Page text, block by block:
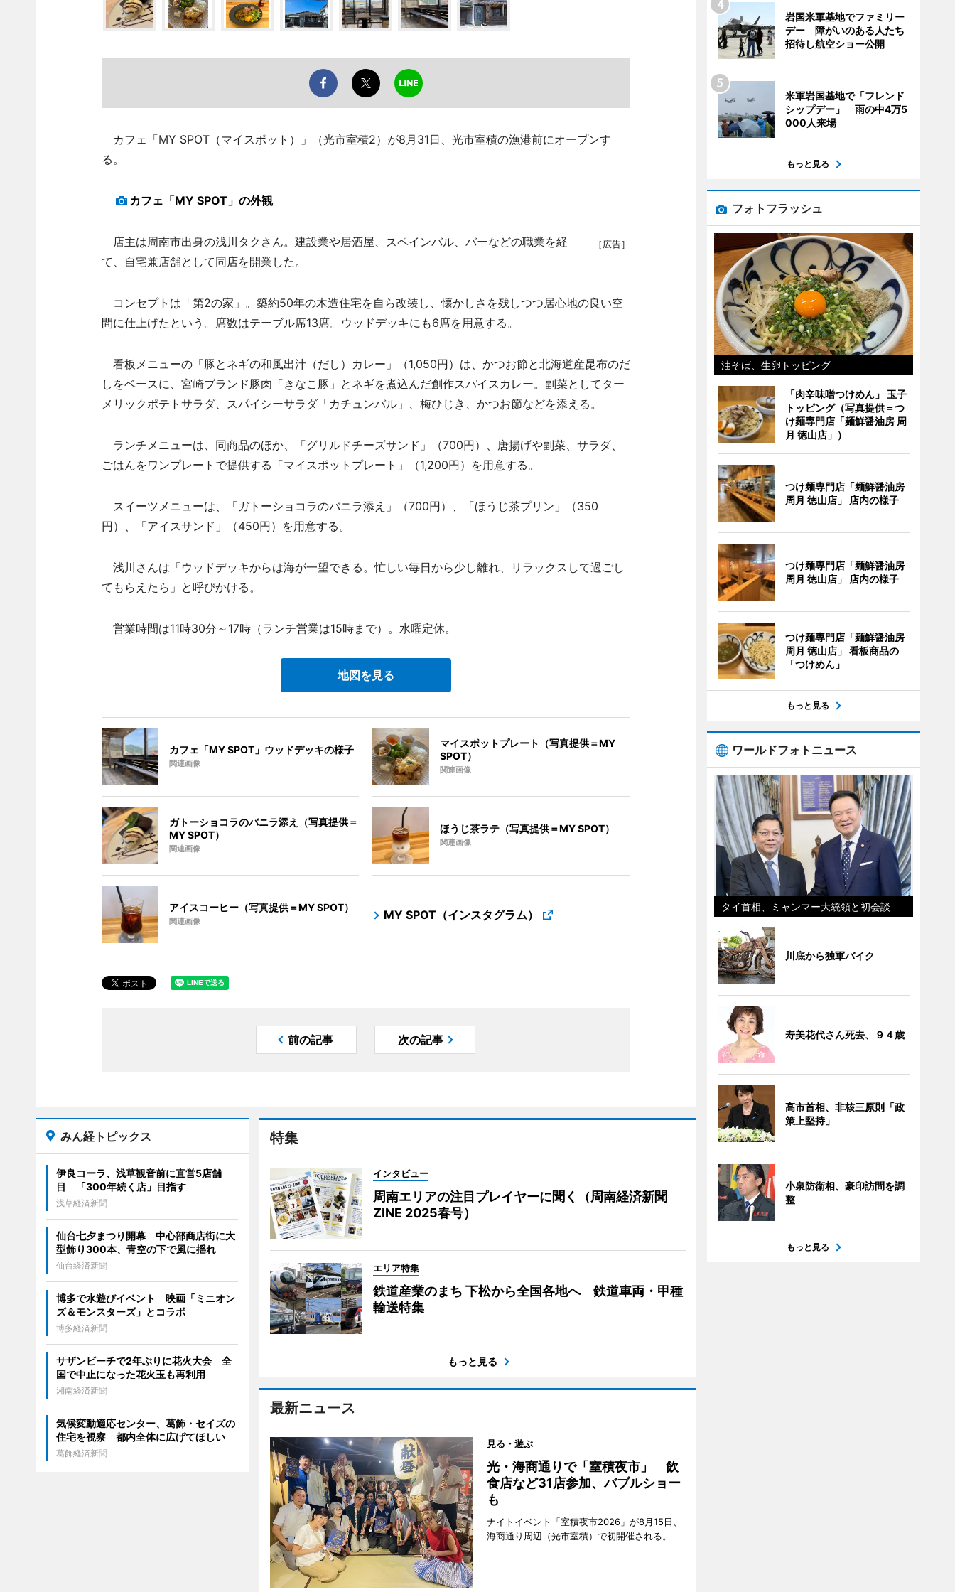
カフェ「MY SPOT（マイスポット）」（光市室積2）が8月31日、光市室積の漁港前にオープンす
る。
カフェ「MY SPOT」の外観
［広告］
店主は周南市出身の浅川タクさん。建設業や居酒屋、スペインバル、バーなどの職業を経
て、自宅兼店舗として同店を開業した。
コンセプトは「第2の家」。築約50年の木造住宅を自ら改装し、懐かしさを残しつつ居心地の良い空
間に仕上げたという。席数はテーブル席13席。ウッドデッキにも6席を用意する。
看板メニューの「豚とネギの和風出汁（だし）カレー」（1,050円）は、かつお節と北海道産昆布のだ
しをベースに、宮崎ブランド豚肉「きなこ豚」とネギを煮込んだ創作スパイスカレー。副菜としてター
メリックポテトサラダ、スパイシーサラダ「カチュンバル」、梅ひじき、かつお節などを添える。
ランチメニューは、同商品のほか、「グリルドチーズサンド」（700円）、唐揚げや副菜、サラダ、
ごはんをワンプレートで提供する「マイスポットプレート」（1,200円）を用意する。
スイーツメニューは、「ガトーショコラのバニラ添え」（700円）、「ほうじ茶プリン」（350
円）、「アイスサンド」（450円）を用意する。
浅川さんは「ウッドデッキからは海が一望できる。忙しい毎日から少し離れ、リラックスして過ごし
てもらえたら」と呼びかける。
営業時間は11時30分～17時（ランチ営業は15時まで）。水曜定休。
地図を見る
カフェ「MY SPOT」ウッドデッキの様子
関連画像
マイスポットプレート（写真提供＝MY
SPOT）
関連画像
ガトーショコラのバニラ添え（写真提供＝
MY SPOT）
関連画像
ほうじ茶ラテ（写真提供＝MY SPOT）
関連画像
アイスコーヒー（写真提供＝MY SPOT）
関連画像 MY SPOT（インスタグラム）
前の記事 次の記事
特集
インタビュー
周南エリアの注目プレイヤーに聞く（周南経済新聞
ZINE 2025春号）
エリア特集
鉄道産業のまち 下松から全国各地へ 鉄道車両・甲種
輸送特集
もっと見る
最新ニュース
見る・遊ぶ
光・海商通りで「室積夜市」 飲
食店など31店参加、バブルショー
も
ナイトイベント「室積夜市2026」が8月15日、
海商通り周辺（光市室積）で初開催される。
みん経トピックス
伊良コーラ、浅草観音前に直営5店舗
目 「300年続く店」目指す
浅草経済新聞
仙台七夕まつり開幕 中心部商店街に大
型飾り300本、青空の下で風に揺れ
仙台経済新聞
博多で水遊びイベント 映画「ミニオン
ズ＆モンスターズ」とコラボ
博多経済新聞
サザンビーチで2年ぶりに花火大会 全
国で中止になった花火玉も再利用
湘南経済新聞
気候変動適応センター、葛飾・セイズの
住宅を視察 都内全体に広げてほしい
葛飾経済新聞
岩国米軍基地でファミリー
デー 障がいのある人たち
招待し航空ショー公開
米軍岩国基地で「フレンド
シップデー」 雨の中4万5
000人来場
もっと見る
フォトフラッシュ
油そば、生卵トッピング
「肉辛味噌つけめん」 玉子
トッピング（写真提供＝つ
け麺専門店「麺鮮醤油房 周
月 徳山店」）
つけ麺専門店「麺鮮醤油房
周月 徳山店」 店内の様子
つけ麺専門店「麺鮮醤油房
周月 徳山店」 店内の様子
つけ麺専門店「麺鮮醤油房
周月 徳山店」 看板商品の
「つけめん」
もっと見る
ワールドフォトニュース
タイ首相、ミャンマー大統領と初会談
川底から独軍バイク
寿美花代さん死去、９４歳
高市首相、非核三原則「政
策上堅持」
小泉防衛相、豪印訪問を調
整
もっと見る